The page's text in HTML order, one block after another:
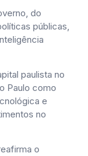
do
públicas,
paulista no
Paulo como
e
no
o